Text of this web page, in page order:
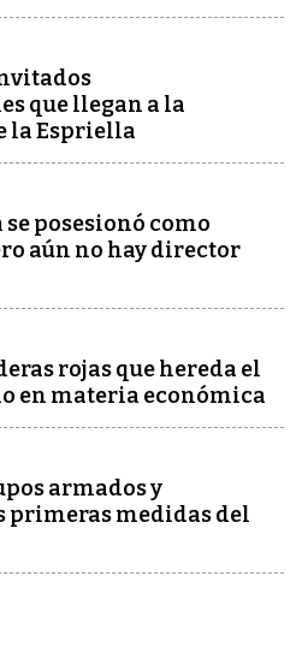
que llegan a la
la Espriella
posesionó como
aún no hay director
rojas que hereda el
en materia económica
armados y
primeras medidas del